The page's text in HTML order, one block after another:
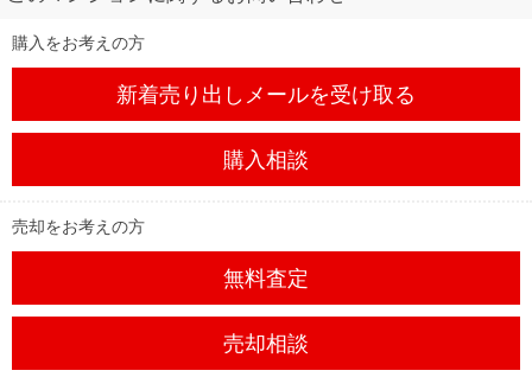
購入をお考えの方
新着売り出しメールを受け取る
購入相談
売却をお考えの方
無料査定
売却相談